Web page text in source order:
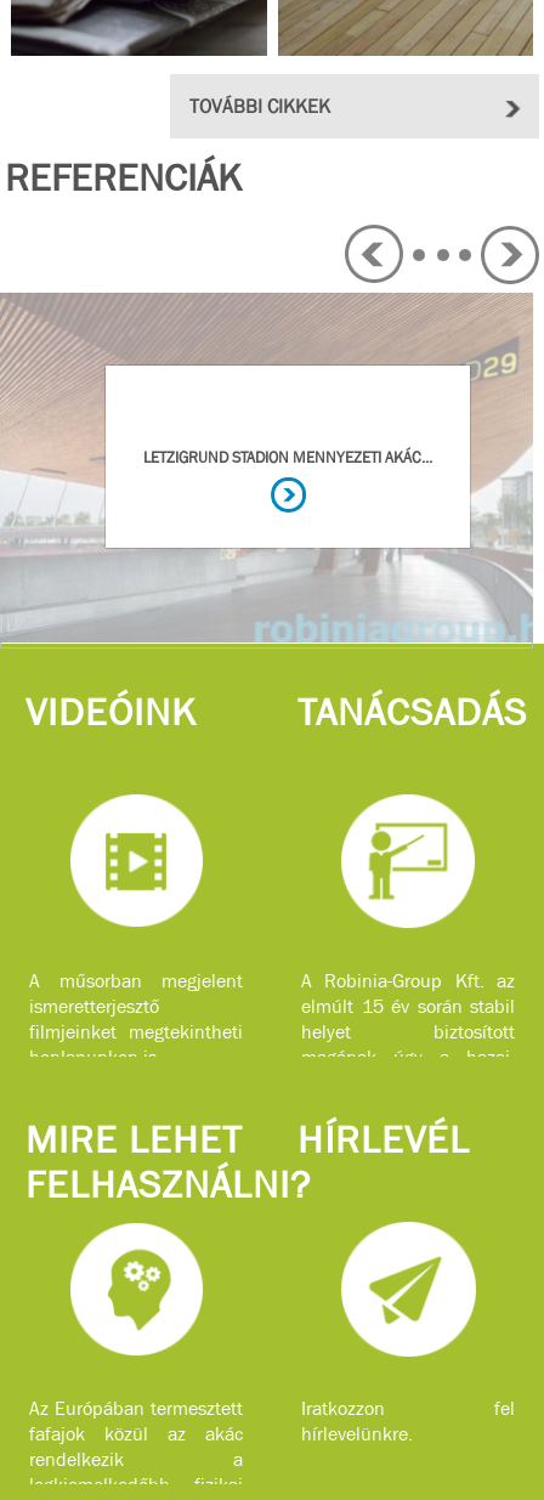
TOVÁBBI CIKKEK
REFERENCIÁK
VIDEÓINK
A műsorban megjelent
ismeretterjesztő
filmjeinket megtekintheti
honlapunkon is.
TANÁCSADÁS
A Robinia-Group Kft. az
elmúlt 15 év során stabil
helyet biztosított
magának úgy a hazai,
szolgáltatásokkal.
MIRE LEHET
FELHASZNÁLNI?
Az Európában termesztett
fafajok közül az akác
rendelkezik a
legkiemelkedőbb fizikai
HÍRLEVÉL
Iratkozzon fel
hírlevelünkre.